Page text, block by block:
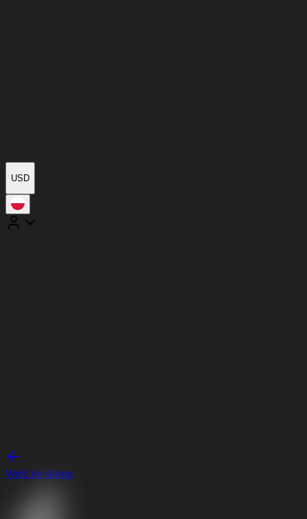
USD
Wróć do sklepu